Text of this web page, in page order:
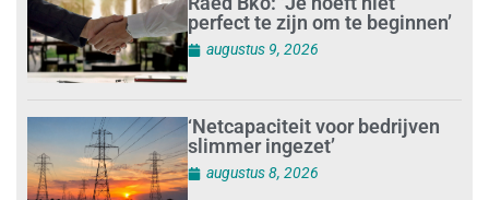
perfect te zijn om te beginnen’
augustus 9, 2026
‘Netcapaciteit voor bedrijven
slimmer ingezet’
augustus 8, 2026